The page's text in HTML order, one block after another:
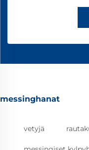
messinghanat
vetyjä